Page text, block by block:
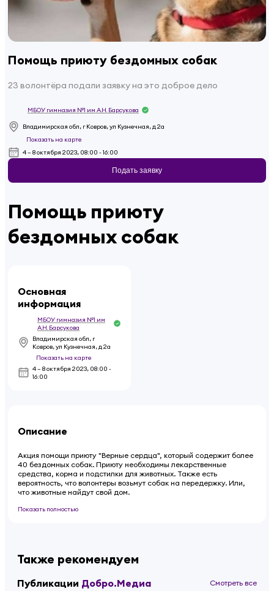
Помощь приюту бездомных собак
23 волонтёра подали заявку на это доброе дело
МБОУ гимназия №1 им А.Н. Барсукова
Владимирская обл, г Ковров, ул Кузнечная, д 2а
Показать на карте
4 – 8 октября 2023, 08:00 - 16:00
Подать заявку
Помощь приюту
бездомных собак
Основная
информация
МБОУ гимназия №1 им
А.Н. Барсукова
Владимирская обл, г
Ковров, ул Кузнечная, д 2а
Показать на карте
4 – 8 октября 2023, 08:00 -
16:00
Описание
Акция помощи приюту "Верные сердца", который содержит более
40 бездомных собак. Приюту необходимы лекарственные
средства, корма и подстилки для животных. Также есть
вероятность, что волонтеры возьмут собак на передержку. Или,
что животные найдут свой дом.
Показать полностью
Также рекомендуем
Публикации Добро.Медиа Смотреть все